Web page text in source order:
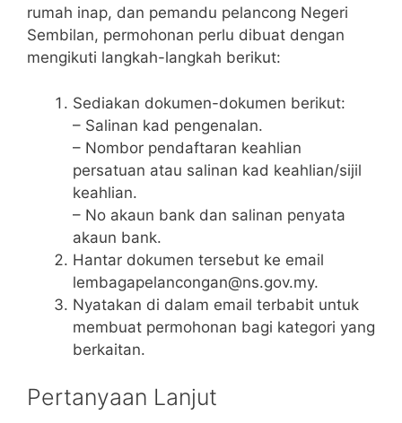
rumah inap, dan pemandu pelancong Negeri
Sembilan, permohonan perlu dibuat dengan
mengikuti langkah-langkah berikut:
Sediakan dokumen-dokumen berikut:
– Salinan kad pengenalan.
– Nombor pendaftaran keahlian
persatuan atau salinan kad keahlian/sijil
keahlian.
– No akaun bank dan salinan penyata
akaun bank.
Hantar dokumen tersebut ke email
lembagapelancongan@ns.gov.my.
Nyatakan di dalam email terbabit untuk
membuat permohonan bagi kategori yang
berkaitan.
Pertanyaan Lanjut